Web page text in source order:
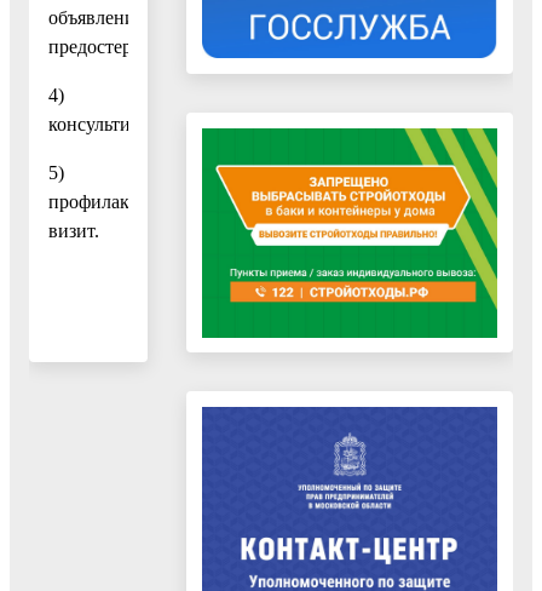
объявление
предостережений;
4)
консультирование;
5)
профилактический
визит.